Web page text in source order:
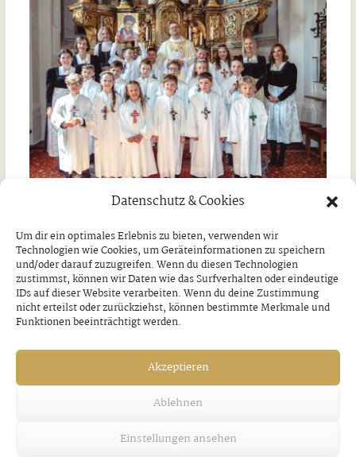
Datenschutz & Cookies
Um dir ein optimales Erlebnis zu bieten, verwenden wir
Technologien wie Cookies, um Geräteinformationen zu speichern
und/oder darauf zuzugreifen. Wenn du diesen Technologien
zustimmst, können wir Daten wie das Surfverhalten oder eindeutige
IDs auf dieser Website verarbeiten. Wenn du deine Zustimmung
nicht erteilst oder zurückziehst, können bestimmte Merkmale und
Funktionen beeinträchtigt werden.
Akzeptieren
Ablehnen
Einstellungen ansehen
VORHERIGER BEITRAG
Ein besonderer
Festtag für die
Donnerstag, 28. Mai 2026
NÄCHSTER BEITRAG
Radausflug bei
Donnerstag, 28. Mai 2026